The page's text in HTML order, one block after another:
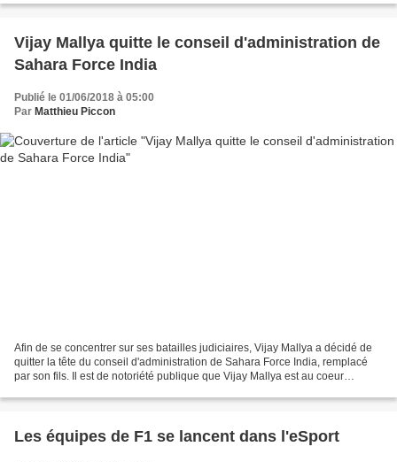
Vijay Mallya quitte le conseil d'administration de
Sahara Force India
Publié le 01/06/2018 à 05:00
Par Matthieu Piccon
Afin de se concentrer sur ses batailles judiciaires, Vijay Mallya a décidé de
quitter la tête du conseil d'administration de Sahara Force India, remplacé
par son fils. Il est de notoriété publique que Vijay Mallya est au coeur
Les équipes de F1 se lancent dans l'eSport